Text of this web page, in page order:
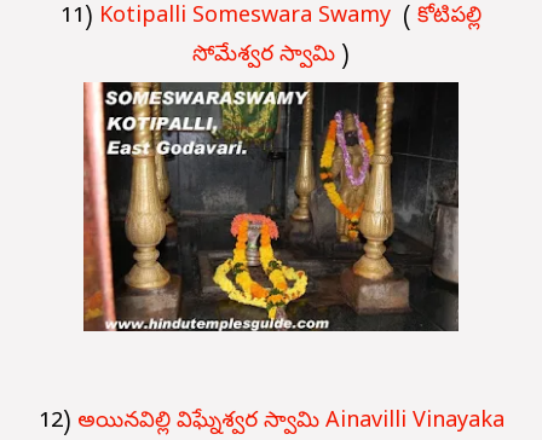
11) Kotipalli Someswara Swamy ( కోటిపల్లి
సోమేశ్వర స్వామి )
12) అయినవిల్లి విఘ్నేశ్వర స్వామి Ainavilli Vinayaka